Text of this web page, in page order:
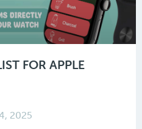
FOR APPLE
2025